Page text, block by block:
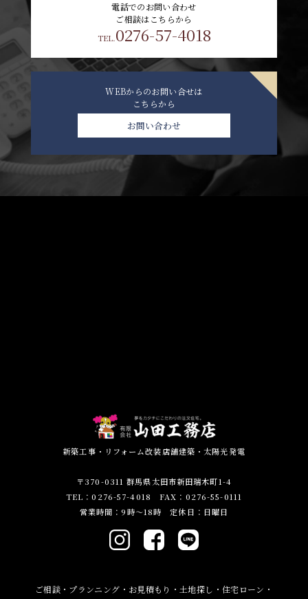
電話でのお問い合わせ
ご相談はこちらから
TEL.0276-57-4018
WEBからのお問い合せは
こちらから
お問い合わせ
新築工事・リフォーム改装店舗建築・太陽光発電
〒370-0311 群馬県太田市新田瑞木町1-4
TEL：0276-57-4018 FAX：0276-55-0111
営業時間：9時～18時 定休日：日曜日
ご相談・プランニング・お見積もり・土地探し・住宅ローン・